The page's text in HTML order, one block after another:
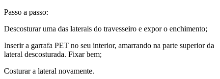
Passo a passo:
Descosturar uma das laterais do travesseiro e expor o enchimento;
Inserir a garrafa PET no seu interior, amarrando na parte superior da
lateral descosturada. Fixar bem;
Costurar a lateral novamente.